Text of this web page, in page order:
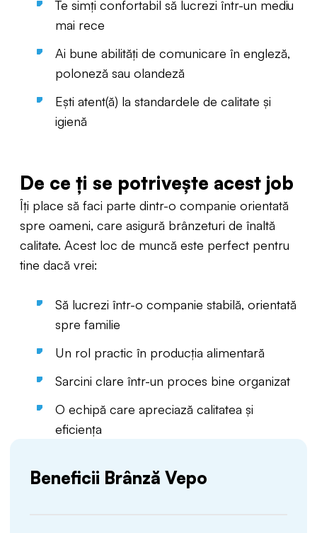
Te simți confortabil să lucrezi într-un mediu
mai rece
Ai bune abilități de comunicare în engleză,
poloneză sau olandeză
Ești atent(ă) la standardele de calitate și
igienă
De ce ți se potrivește acest job
Îți place să faci parte dintr-o companie orientată
spre oameni, care asigură brânzeturi de înaltă
calitate. Acest loc de muncă este perfect pentru
tine dacă vrei:
Să lucrezi într-o companie stabilă, orientată
spre familie
Un rol practic în producția alimentară
Sarcini clare într-un proces bine organizat
O echipă care apreciază calitatea și
eficiența
Beneficii Brânză Vepo